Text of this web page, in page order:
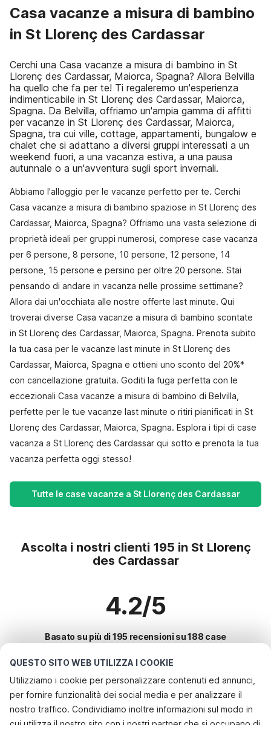
QUESTO SITO WEB UTILIZZA I COOKIE
Utilizziamo i cookie per personalizzare contenuti ed annunci,
per fornire funzionalità dei social media e per analizzare il
nostro traffico. Condividiamo inoltre informazioni sul modo in
cui utilizza il nostro sito con i nostri partner che si occupano di
Casa vacanze a misura di bambino
in St Llorenç des Cardassar
Cerchi una Casa vacanze a misura di bambino in St
Llorenç des Cardassar, Maiorca, Spagna? Allora Belvilla
ha quello che fa per te! Ti regaleremo un'esperienza
indimenticabile in St Llorenç des Cardassar, Maiorca,
Spagna. Da Belvilla, offriamo un'ampia gamma di affitti
per vacanze in St Llorenç des Cardassar, Maiorca,
Spagna, tra cui ville, cottage, appartamenti, bungalow e
chalet che si adattano a diversi gruppi interessati a un
weekend fuori, a una vacanza estiva, a una pausa
autunnale o a un'avventura sugli sport invernali.
Abbiamo l'alloggio per le vacanze perfetto per te. Cerchi
Casa vacanze a misura di bambino spaziose in St Llorenç des
Cardassar, Maiorca, Spagna? Offriamo una vasta selezione di
proprietà ideali per gruppi numerosi, comprese case vacanza
per 6 persone, 8 persone, 10 persone, 12 persone, 14
persone, 15 persone e persino per oltre 20 persone. Stai
pensando di andare in vacanza nelle prossime settimane?
Allora dai un'occhiata alle nostre offerte last minute. Qui
troverai diverse Casa vacanze a misura di bambino scontate
in St Llorenç des Cardassar, Maiorca, Spagna. Prenota subito
la tua casa per le vacanze last minute in St Llorenç des
Cardassar, Maiorca, Spagna e ottieni uno sconto del 20%*
con cancellazione gratuita. Goditi la fuga perfetta con le
eccezionali Casa vacanze a misura di bambino di Belvilla,
perfette per le tue vacanze last minute o ritiri pianificati in St
Llorenç des Cardassar, Maiorca, Spagna. Esplora i tipi di case
vacanza a St Llorenç des Cardassar qui sotto e prenota la tua
vacanza perfetta oggi stesso!
Tutte le case vacanze a St Llorenç des Cardassar
Ascolta i nostri clienti 195 in St Llorenç
des Cardassar
4.2/5
Basato su più di 195 recensioni su 188 case
Le destinazioni più popolari per le
vacanze
Città con i migliori servizi per le vacanze